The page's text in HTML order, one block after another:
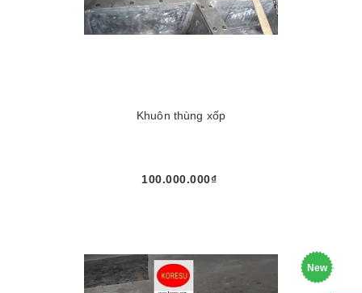
Khuôn thùng xốp
100.000.000₫
New